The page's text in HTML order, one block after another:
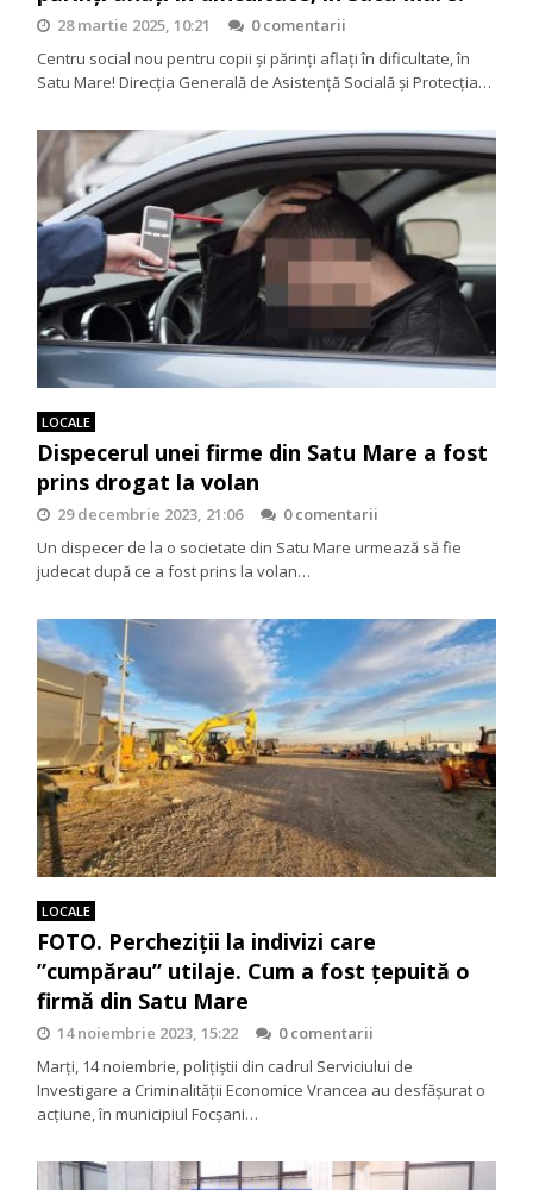
28 martie 2025, 10:21
0 comentarii
Centru social nou pentru copii și părinți aflați în dificultate, în
Satu Mare! Direcția Generală de Asistență Socială și Protecția…
LOCALE
Dispecerul unei firme din Satu Mare a fost
prins drogat la volan
29 decembrie 2023, 21:06
0 comentarii
Un dispecer de la o societate din Satu Mare urmează să fie
judecat după ce a fost prins la volan…
LOCALE
FOTO. Percheziții la indivizi care
”cumpărau” utilaje. Cum a fost țepuită o
firmă din Satu Mare
14 noiembrie 2023, 15:22
0 comentarii
Marți, 14 noiembrie, polițiștii din cadrul Serviciului de
Investigare a Criminalității Economice Vrancea au desfășurat o
acțiune, în municipiul Focșani…